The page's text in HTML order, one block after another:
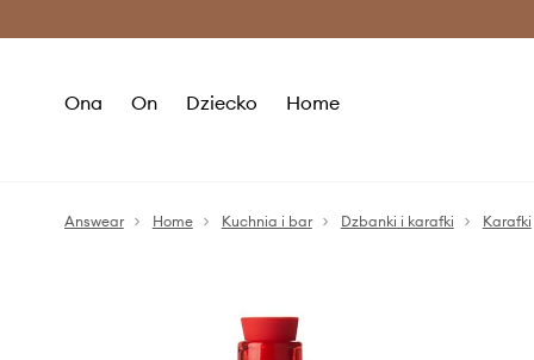
Ona On Dziecko Home
Answear Home Kuchnia i bar Dzbanki i karafki Karafki